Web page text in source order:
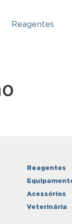
Reagentes
Reagentes
Acessórios
Veterinária